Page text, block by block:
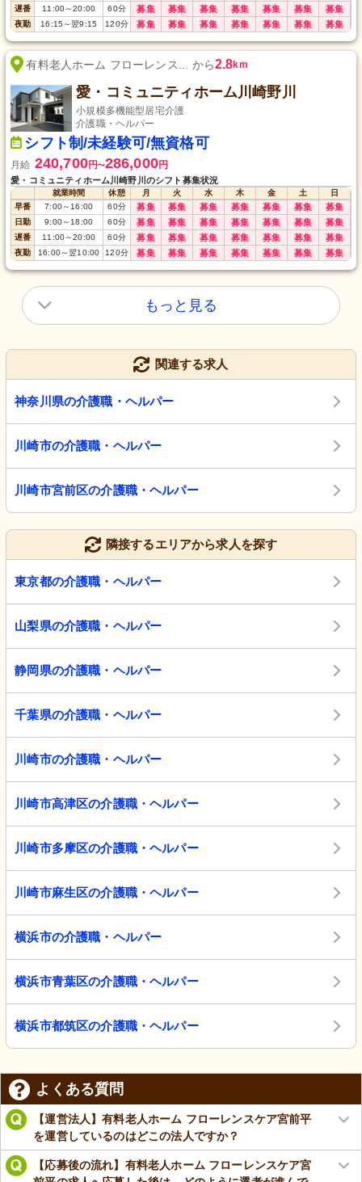
遅番 11:00～20:00 60分 募集 募集 募集 募集 募集 募集 募集
夜勤 16:15 ～翌9:15 120分 募集 募集 募集 募集 募集 募集 募集
有料老人ホーム フローレンス... から2.8km
愛・コミュニティホーム川崎野川
小規模多機能型居宅介護
介護職・ヘルパー
シフト制/未経験可/無資格可
月給 240,700円〜286,000円
愛・コミュニティホーム川崎野川のシフト募集状況
就業時間 休憩 月 火 水 木 金 土
日
早番
7:00～ 16:00 60分 募集 募集 募集 募集 募集 募集 募集
日勤 9:00～ 18:00 60分 募集 募集 募集 募集 募集 募集 募集
遅番 11:00～20:00 60分 募集 募集 募集 募集 募集 募集 募集
夜勤 16:00～翌10:00 120分 募集 募集 募集 募集 募集 募集 募集
もっと見る
関連する求人
神奈川県の介護職・ヘルパー
川崎市の介護職・ヘルパー
川崎市宮前区の介護職・ヘルパー
隣接するエリアから求人を探す
東京都の介護職・ヘルパー
山梨県の介護職・ヘルパー
静岡県の介護職・ヘルパー
千葉県の介護職・ヘルパー
川崎市の介護職・ヘルパー
川崎市高津区の介護職・ヘルパー
川崎市多摩区の介護職・ヘルパー
川崎市麻生区の介護職・ヘルパー
横浜市の介護職・ヘルパー
横浜市青葉区の介護職・ヘルパー
横浜市都筑区の介護職・ヘルパー
よくある質問
【運営法人】有料老人ホーム フローレンスケア宮前平
を運営しているのはどこの法人ですか？
【応募後の流れ】有料老人ホーム フローレンスケア宮